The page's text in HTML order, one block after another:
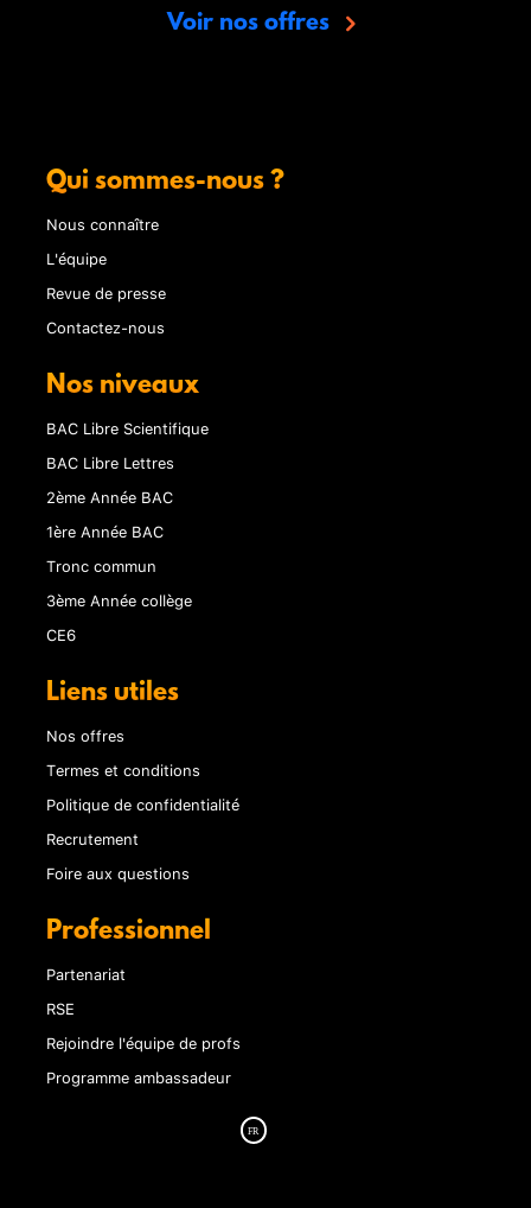
Voir nos offres
Qui sommes-nous ?
Nous connaître
L'équipe
Revue de presse
Contactez-nous
Nos niveaux
BAC Libre Scientifique
BAC Libre Lettres
2ème Année BAC
1ère Année BAC
Tronc commun
3ème Année collège
CE6
Liens utiles
Nos offres
Termes et conditions
Politique de confidentialité
Recrutement
Foire aux questions
Professionnel
Partenariat
RSE
Rejoindre l'équipe de profs
Programme ambassadeur